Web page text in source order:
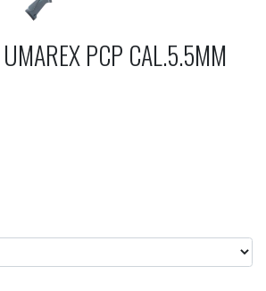
PCP CAL.5.5MM